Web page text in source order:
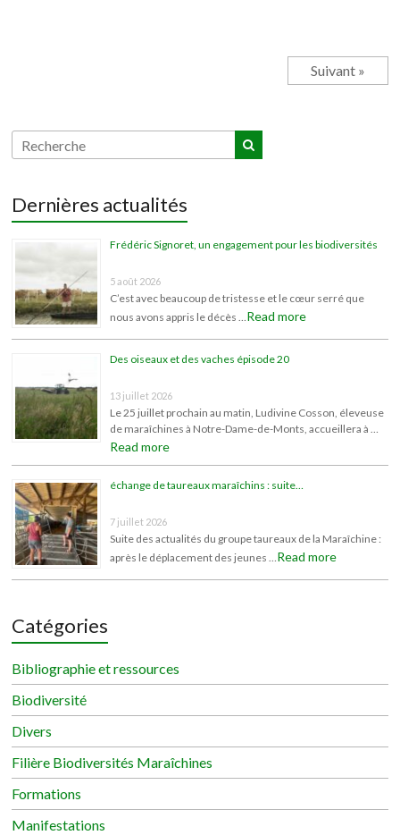
Suivant »
Dernières actualités
Frédéric Signoret, un engagement pour les biodiversités
5 août 2026
C’est avec beaucoup de tristesse et le cœur serré que
nous avons appris le décès …Read more
Des oiseaux et des vaches épisode 20
13 juillet 2026
Le 25 juillet prochain au matin, Ludivine Cosson, éleveuse
de maraîchines à Notre-Dame-de-Monts, accueillera à …
Read more
échange de taureaux maraîchins : suite…
7 juillet 2026
Suite des actualités du groupe taureaux de la Maraîchine :
après le déplacement des jeunes …Read more
Catégories
Bibliographie et ressources
Biodiversité
Divers
Filière Biodiversités Maraîchines
Formations
Manifestations